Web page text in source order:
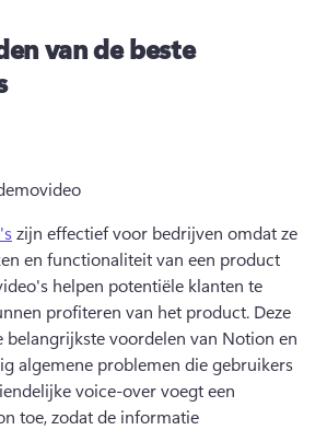
van de beste
zijn effectief voor bedrijven omdat ze
en functionaliteit van een product
helpen potentiële klanten te
profiteren van het product. Deze
belangrijkste voordelen van Notion en
algemene problemen die gebruikers
voice-over voegt een
toe, zodat de informatie